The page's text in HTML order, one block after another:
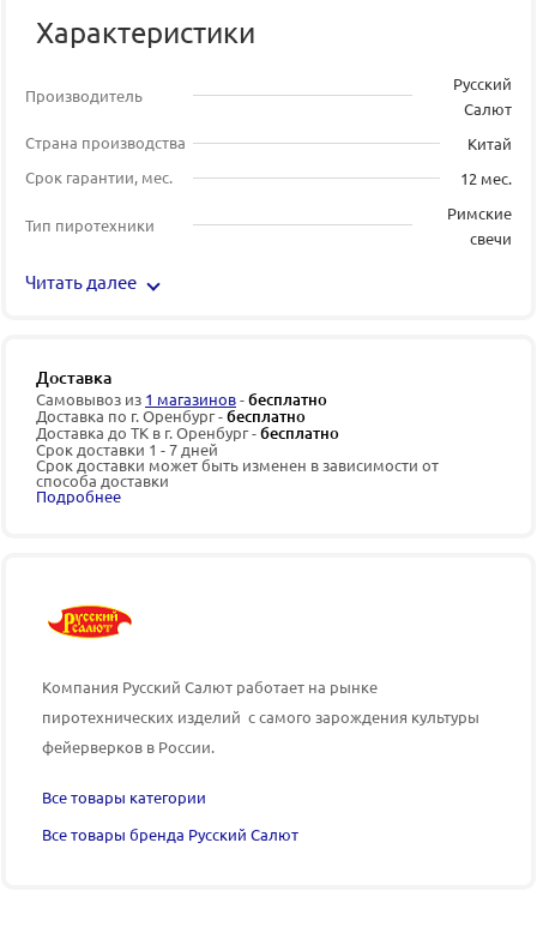
Характеристики
Производитель
Русский
Салют
Страна производства
Китай
Срок гарантии, мес.
12 мес.
Тип пиротехники
Римские
свечи
Читать далее
Доставка
Самовывоз из 1 магазинов-бесплатно
Доставка по г. Оренбург -бесплатно
Доставка до ТК в г. Оренбург -бесплатно
Срок доставки 1 - 7 дней
Срок доставки может быть изменен в зависимости от
способа доставки
Подробнее
Компания Русский Салют работает на рынке
пиротехнических изделий с самого зарождения культуры
фейерверков в России.
Все товары категории
Все товары бренда Русский Салют